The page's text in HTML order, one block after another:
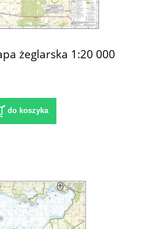
żeglarska 1:20 000
do koszyka